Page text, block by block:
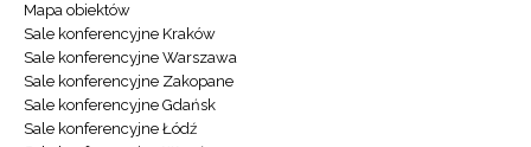
Mapa obiektów
Sale konferencyjne Kraków
Sale konferencyjne Warszawa
Sale konferencyjne Zakopane
Sale konferencyjne Gdańsk
Sale konferencyjne Łódź